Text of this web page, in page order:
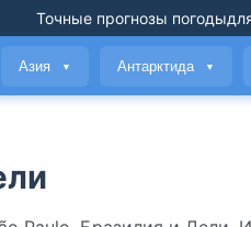
Точные прогнозы погоды
Азия ▼ Антарктида ▼